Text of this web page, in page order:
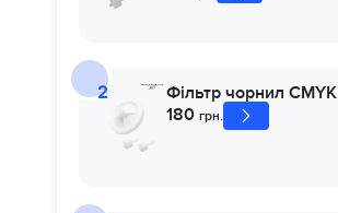
Фільтр чорнил CMYK
180 грн.